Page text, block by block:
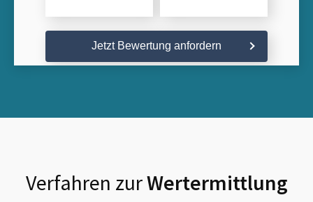
Jetzt Bewertung anfordern
Verfahren zurWertermittlung